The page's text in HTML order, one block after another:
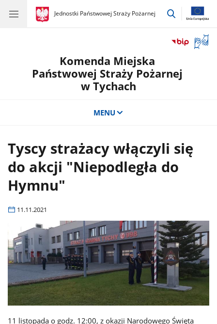
gov.pl
Jednostki Państwowej Straży Pożarnej
gov.pl
Jednostki
przejdź
okno
Komenda Miejska
Państwowej Straży Pożarnej
w Tychach
MENU
Tyscy strażacy włączyli się
do akcji "Niepodległa do
Hymnu"
11.11.2021
11 listopada o godz. 12:00, z okazji Narodowego Święta